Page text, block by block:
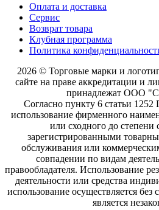
Оплата и доставка
Сервис
Возврат товара
Клубная программа
Политика
2026 © Торговые марки и
сайте на праве аккредитации и
принадлежат ООО
Согласно пункту 6 статьи
использование фирменного
или сходного до
зарегистрированными
обслуживания или
совпадении по видам
правообладателя. Использование
деятельности или средства
использование осуществляется без
является